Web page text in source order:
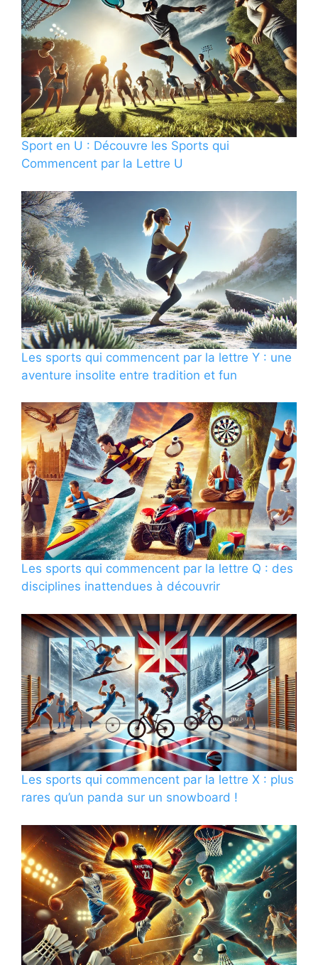
Sport en U : Découvre les Sports qui
Commencent par la Lettre U
Les sports qui commencent par la lettre Y : une
aventure insolite entre tradition et fun
Les sports qui commencent par la lettre Q : des
disciplines inattendues à découvrir
Les sports qui commencent par la lettre X : plus
rares qu’un panda sur un snowboard !